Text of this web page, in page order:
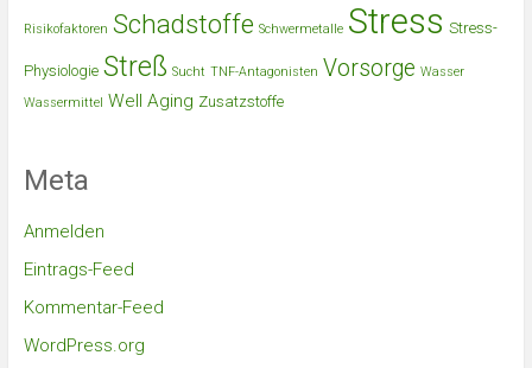
Risikofaktoren Schadstoffe Schwermetalle Stress Stress-
Physiologie Streß Sucht TNF-Antagonisten Vorsorge Wasser
Wassermittel Well Aging Zusatzstoffe
Meta
Anmelden
Eintrags-Feed
Kommentar-Feed
WordPress.org